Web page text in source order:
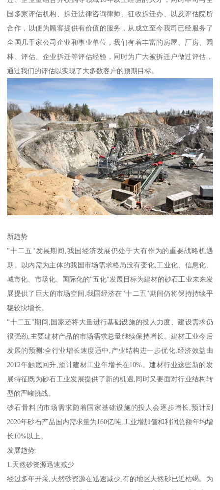
国多家评估机构、拆迁法律咨询律师、征收拆迁办、以及评估院所
合作，以便为顾客提供有价值的服务，从成立至今我司已经服务了
全国几千家公司企业和事业单位，我们有着丰富的房屋、厂房、园
林、评估、企业拆迁等评估经验，同时为广大被拆迁户做过评估，
通过我们的评估以实现了大多数客户的预期目标。
新趋势
"十二五"发展期间,我国经济发展仍处于大有作为的重要战略机遇
期。以内需为主体的我国市场需求格局没有变化,工业化、信息化、
城市化、市场化、国际化的"五化"发展目标为建材的砂石工业未来发
展提供了巨大的市场空间,我国经济在"十二五"期间仍将保持持续平
稳较快增长。
"十二五"期间,国家还将大量进行基础设施的投人力度、建设需求仍
很强劲,主要建材产品的市场需求总量继续保持增长。建材工业今后
发展的预测:全行业增长速度适中,产业结构进一步优化,经济效益由
2012年触底回升,预计建材工业年增长在10%。建材行业这些新的发
展特征既为砂石工业发展提供了新的机遇,同时又要面对行业结构转
型的严峻挑战。
砂石骨料的市场需求随着国家基础设施的投人会逐步增长,预计到
2020年砂石产品国内需求量为160亿吨,工业增加值和利润总额年均增
长10%以上。
发展趋势:
1.天然砂资源迅速减少
经过多年开采,天然砂资源在迅速减少,有的地区天然砂已近枯竭。为